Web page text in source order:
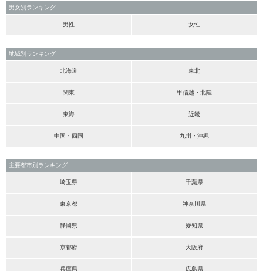
男女別ランキング
男性 女性
地域別ランキング
北海道 東北
関東 甲信越・北陸
東海 近畿
中国・四国 九州・沖縄
主要都市別ランキング
埼玉県 千葉県
東京都 神奈川県
静岡県 愛知県
京都府 大阪府
兵庫県 広島県